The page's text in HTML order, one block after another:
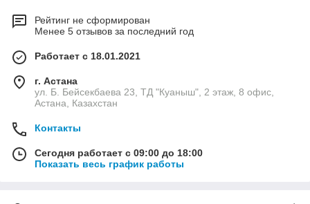
Рейтинг не сформирован
Менее 5 отзывов за последний год
Работает с 18.01.2021
г. Астана
ул. Б. Бейсекбаева 23, ТД "Куаныш", 2 этаж, 8 офис,
Астана, Казахстан
Контакты
Сегодня работает с 09:00 до 18:00
Показать весь график работы